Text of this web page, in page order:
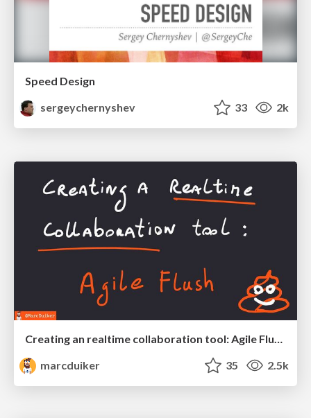
Speed Design
sergeychernyshev
33 2k
Creating an realtime collaboration tool: Agile Flush - .NET Oxford
marcduiker
35 2.5k